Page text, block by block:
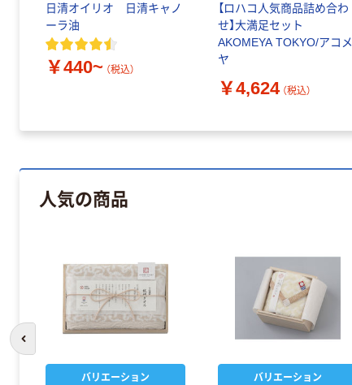
日清オイリオ 日清キャノ
ーラ油
￥440~ （税込）
【ロハコ人気商品詰め合わ
せ】大満足セット
AKOMEYA TOKYO/アコメ
ヤ
￥4,624 （税込）
人気の商品
バリエーション バリエーション